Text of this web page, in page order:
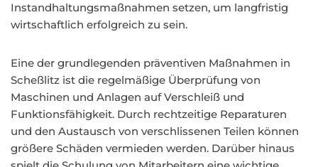
Instandhaltungsmaßnahmen setzen, um langfristig
wirtschaftlich erfolgreich zu sein.
Eine der grundlegenden präventiven Maßnahmen in
Scheßlitz ist die regelmäßige Überprüfung von
Maschinen und Anlagen auf Verschleiß und
Funktionsfähigkeit. Durch rechtzeitige Reparaturen
und den Austausch von verschlissenen Teilen können
größere Schäden vermieden werden. Darüber hinaus